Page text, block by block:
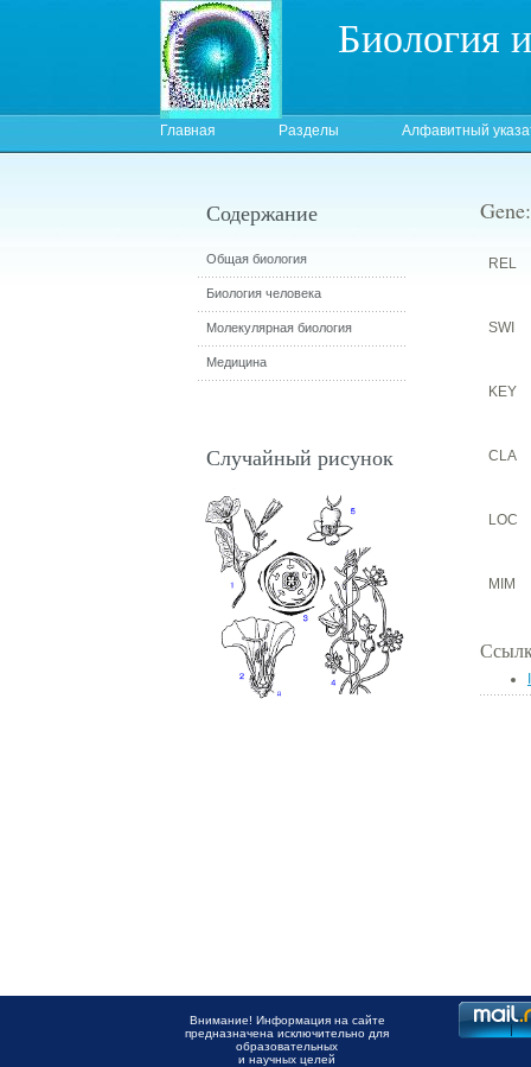
Биология
Главная Разделы Алфавитный
REL
SWI
KEY
CLA
LOC
MIM
Содержание
Общая биология
Биология человека
Молекулярная биология
Медицина
Случайный рисунок
Внимание! Информация на сайте
предназначена исключительно для
образовательных
и научных целей